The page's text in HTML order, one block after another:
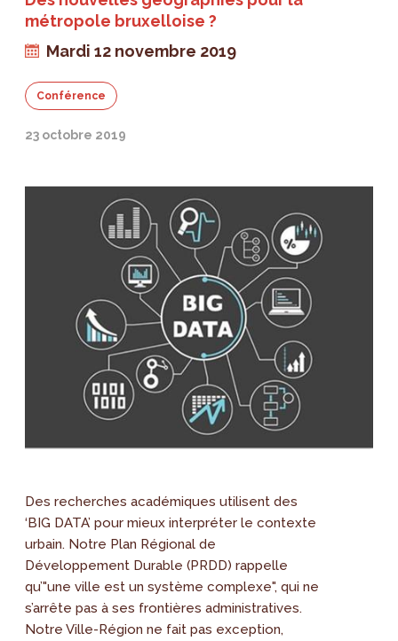
métropole bruxelloise ?
Mardi 12 novembre 2019
Conférence
23 octobre 2019
Des recherches académiques utilisent des
‘BIG DATA’ pour mieux interpréter le contexte
urbain. Notre Plan Régional de
Développement Durable (PRDD) rappelle
qu’"une ville est un système complexe", qui ne
s’arrête pas à ses frontières administratives.
Notre Ville-Région ne fait pas exception,